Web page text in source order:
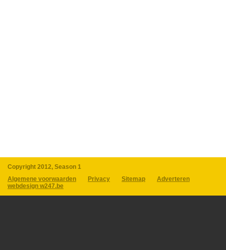
Copyright 2012, Season 1
Algemene voorwaarden
Privacy Sitemap
Adverteren
webdesign w247.be